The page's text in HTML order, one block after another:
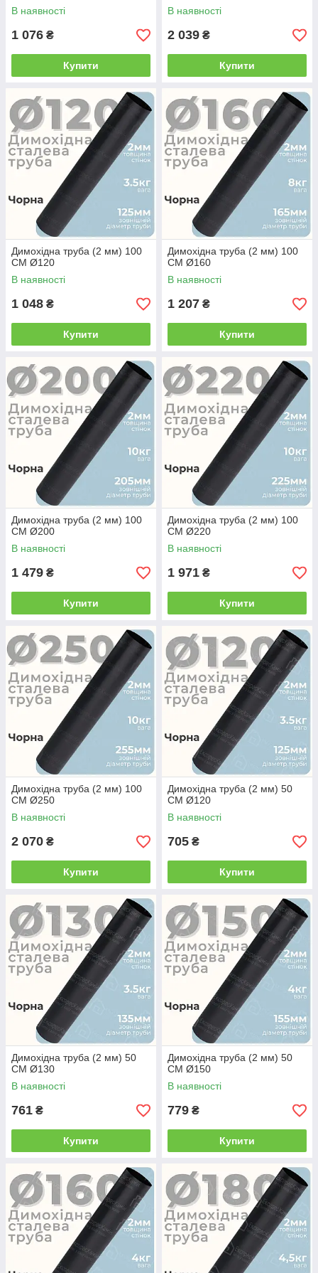
В наявності
1 076 ₴
Купити
В наявності
2 039 ₴
Купити
Димохідна труба (2 мм) 100
СМ Ø120
В наявності
1 048 ₴
Купити
Димохідна труба (2 мм) 100
СМ Ø160
В наявності
1 207 ₴
Купити
Димохідна труба (2 мм) 100
СМ Ø200
В наявності
1 479 ₴
Купити
Димохідна труба (2 мм) 100
СМ Ø220
В наявності
1 971 ₴
Купити
Димохідна труба (2 мм) 100
СМ Ø250
В наявності
2 070 ₴
Купити
Димохідна труба (2 мм) 50
СМ Ø120
В наявності
705 ₴
Купити
Димохідна труба (2 мм) 50
СМ Ø130
В наявності
761 ₴
Купити
Димохідна труба (2 мм) 50
СМ Ø150
В наявності
779 ₴
Купити